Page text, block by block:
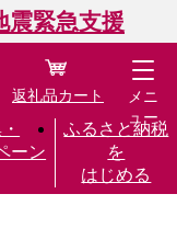
震緊急支援
ーン
ふるさと納税
を
はじめる
返礼品カート
メニ
ュー